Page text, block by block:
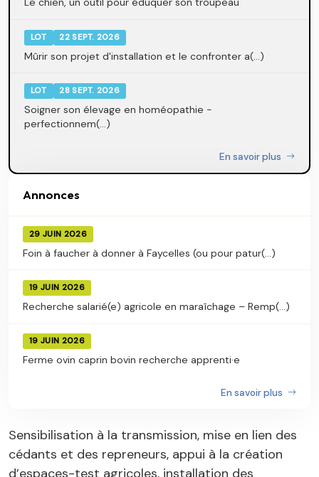
LOT 22 SEPT. 2026
Mûrir son projet d'installation et le confronter a(...)
LOT 28 SEPT. 2026
Soigner son élevage en homéopathie -
perfectionnem(...)
En savoir plus
Annonces
29 JUIN 2026
Foin à faucher à donner à Faycelles (ou pour patur(...)
19 JUIN 2026
Recherche salarié(e) agricole en maraîchage – Remp(...)
19 JUIN 2026
Ferme ovin caprin bovin recherche apprenti·e
En savoir plus
Sensibilisation à la transmission, mise en lien des
cédants et des repreneurs, appui à la création
d’espaces-test agricoles, installation des